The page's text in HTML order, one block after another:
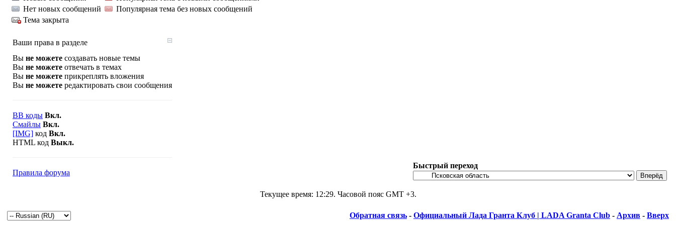
Нет новых сообщений
Популярная тема без новых сообщений
Тема закрыта
Ваши права в разделе
Вы не можете создавать новые темы
Вы не можете отвечать в темах
Вы не можете прикреплять вложения
Вы не можете редактировать свои сообщения
BB коды Вкл.
Смайлы Вкл.
[IMG] код Вкл.
HTML код Выкл.
Правила форума
Быстрый переход
Текущее время: 12:29. Часовой пояс GMT +3.
Обратная связь - Официальный Лада Гранта Клуб | LADA Granta Club - Архив - Вверх